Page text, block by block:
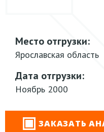
Место отгрузки:
Ярославская область
Дата отгрузки:
Ноябрь 2000
ЗАКАЗАТЬ